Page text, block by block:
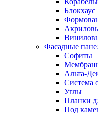
Блокхаус
Фасадные
Софиты
Альта-
Система
Углы
Планки
Под